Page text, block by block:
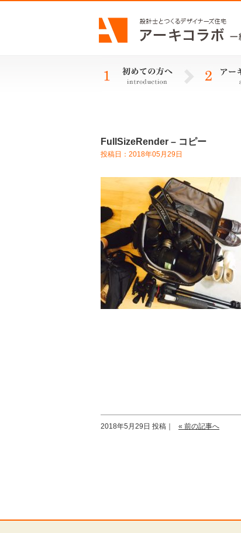
FullSizeRender – コピー
投稿日：2018年05月29日
2018年5月29日 投稿｜ « 前の記事へ